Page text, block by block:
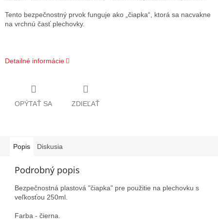
Tento bezpečnostný prvok funguje ako „čiapka“, ktorá sa nacvakne
na vrchnú časť plechovky.
Detailné informácie
OPÝTAŤ SA ZDIEĽAŤ
Popis Diskusia
Podrobný popis
Bezpečnostná plastová "čiapka" pre použitie na plechovku s
veľkosťou 250ml.
Farba - čierna.